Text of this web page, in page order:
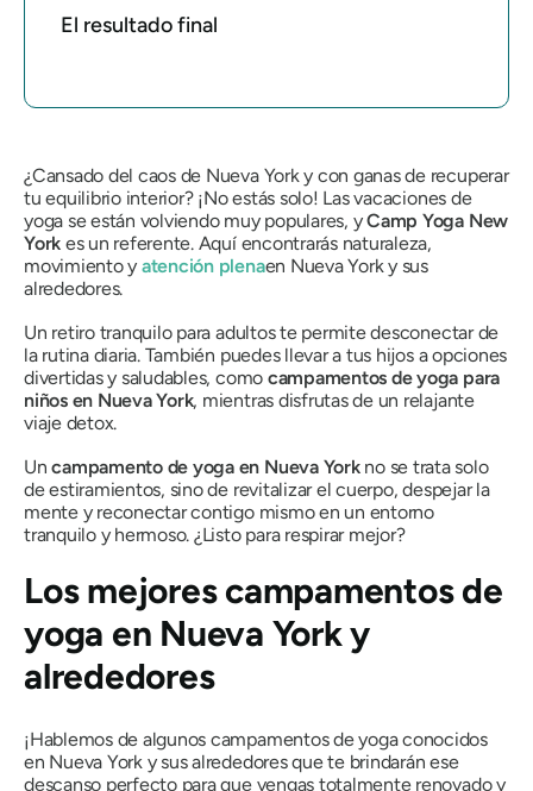
El resultado final
¿Cansado del caos de Nueva York y con ganas de recuperar
tu equilibrio interior? ¡No estás solo! Las vacaciones de
yoga se están volviendo muy populares, yCamp Yoga New
York es un referente. Aquí encontrarás naturaleza,
movimiento y atención plenaen Nueva York y sus
alrededores.
Un retiro tranquilo para adultos te permite desconectar de
la rutina diaria. También puedes llevar a tus hijos a opciones
divertidas y saludables, como campamentos de yoga para
niños en Nueva York, mientras disfrutas de un relajante
viaje detox.
Uncampamento de yoga en Nueva Yorkno se trata solo
de estiramientos, sino de revitalizar el cuerpo, despejar la
mente y reconectar contigo mismo en un entorno
tranquilo y hermoso. ¿Listo para respirar mejor?
Los mejores campamentos de
yoga en Nueva York y
alrededores
¡Hablemos de algunos campamentos de yoga conocidos
en Nueva York y sus alrededores que te brindarán ese
descanso perfecto para que vengas totalmente renovado y